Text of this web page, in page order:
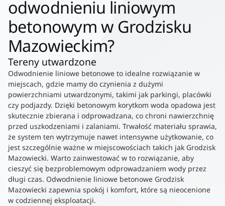
odwodnieniu liniowym
betonowym w Grodzisku
Mazowieckim?
Tereny utwardzone
Odwodnienie liniowe betonowe to idealne rozwiązanie w
miejscach, gdzie mamy do czynienia z dużymi
powierzchniami utwardzonymi, takimi jak parkingi, placówki
czy podjazdy. Dzięki betonowym korytkom woda opadowa jest
skutecznie zbierana i odprowadzana, co chroni nawierzchnię
przed uszkodzeniami i zalaniami. Trwałość materiału sprawia,
że system ten wytrzymuje nawet intensywne użytkowanie, co
jest szczególnie ważne w miejscowościach takich jak Grodzisk
Mazowiecki. Warto zainwestować w to rozwiązanie, aby
cieszyć się bezproblemowym odprowadzaniem wody przez
długi czas. Odwodnienie liniowe betonowe Grodzisk
Mazowiecki zapewnia spokój i komfort, które są nieocenione
w codziennej eksploatacji.